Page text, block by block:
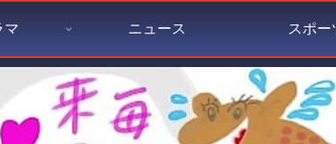
マ ニュース スポー